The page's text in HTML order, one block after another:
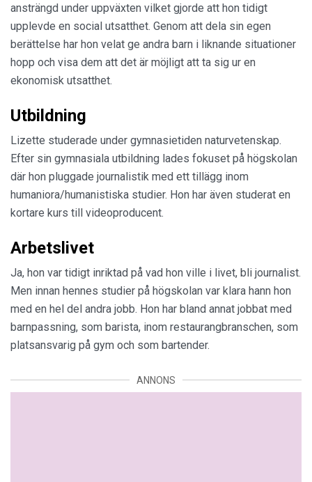
ansträngd under uppväxten vilket gjorde att hon tidigt
upplevde en social utsatthet. Genom att dela sin egen
berättelse har hon velat ge andra barn i liknande situationer
hopp och visa dem att det är möjligt att ta sig ur en
ekonomisk utsatthet.
Utbildning
Lizette studerade under gymnasietiden naturvetenskap.
Efter sin gymnasiala utbildning lades fokuset på högskolan
där hon pluggade journalistik med ett tillägg inom
humaniora/humanistiska studier. Hon har även studerat en
kortare kurs till videoproducent.
Arbetslivet
Ja, hon var tidigt inriktad på vad hon ville i livet, bli journalist.
Men innan hennes studier på högskolan var klara hann hon
med en hel del andra jobb. Hon har bland annat jobbat med
barnpassning, som barista, inom restaurangbranschen, som
platsansvarig på gym och som bartender.
ANNONS